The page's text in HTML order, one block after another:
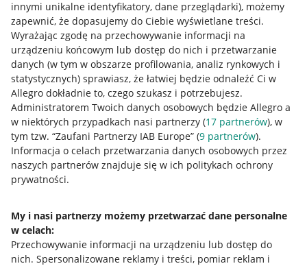
innymi unikalne identyfikatory, dane przeglądarki), możemy
zapewnić, że dopasujemy do Ciebie wyświetlane treści.
Wyrażając zgodę na przechowywanie informacji na
urządzeniu końcowym lub dostęp do nich i przetwarzanie
danych (w tym w obszarze profilowania, analiz rynkowych i
statystycznych) sprawiasz, że łatwiej będzie odnaleźć Ci w
Allegro dokładnie to, czego szukasz i potrzebujesz.
Administratorem Twoich danych osobowych będzie Allegro a
w niektórych przypadkach nasi partnerzy (17 partnerów), w
tym tzw. “Zaufani Partnerzy IAB Europe” (9 partnerów).
Informacja o celach przetwarzania danych osobowych przez
naszych partnerów znajduje się w ich politykach ochrony
prywatności.
My i nasi partnerzy możemy przetwarzać dane personalne
w celach:
Przechowywanie informacji na urządzeniu lub dostęp do
nich. Spersonalizowane reklamy i treści, pomiar reklam i
Przydatne informacje
Jak to działa
Allegro Gadane dla sprzedających
Allegro Gadane dla kupujących